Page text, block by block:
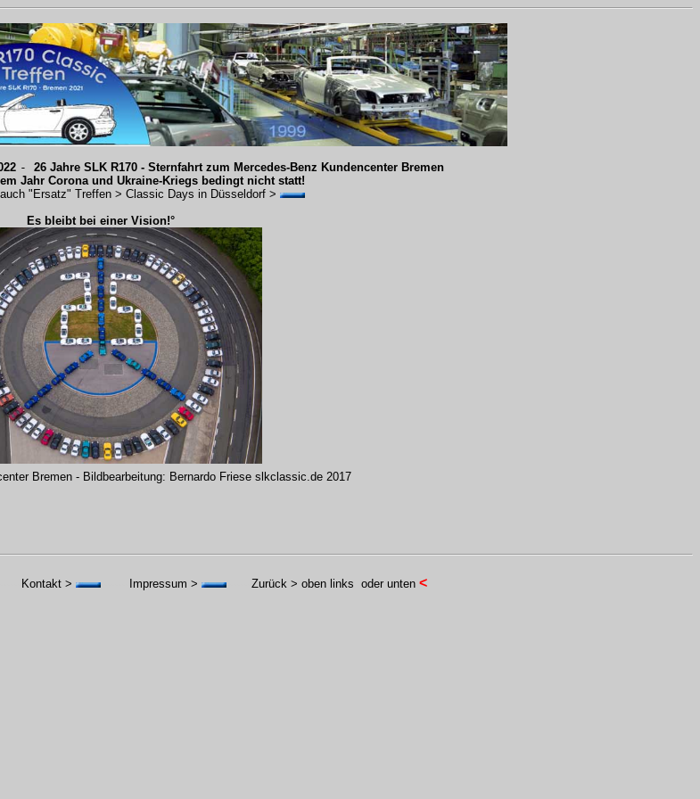
- 26 Jahre SLK R170 - Sternfahrt zum Mercedes-Benz Kundencenter Bremen
Jahr Corona und Ukraine-Kriegs bedingt nicht statt!
"Ersatz" Treffen > Classic Days in Düsseldorf >
Es bleibt bei einer Vision!°
Bremen - Bildbearbeitung: Bernardo Friese slkclassic.de 2017
Kontakt > -------- Impressum > ------- Zurück > oben links oder unten <